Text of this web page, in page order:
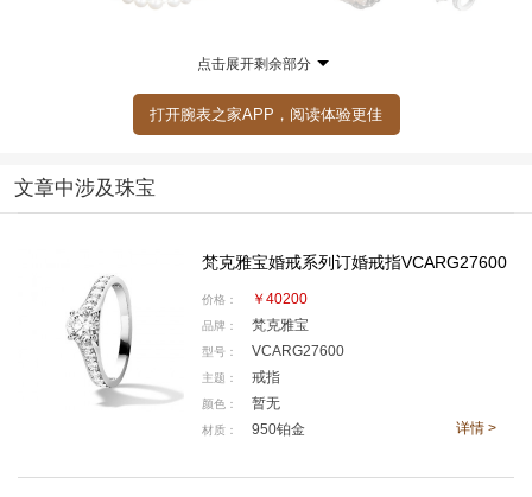
1956年，摩纳哥亲王雷尼尔赠予格蕾丝王妃的订婚珠宝套装 © Va
n Cleef & Arpels SA - Patrick Gries
世家自创立以来，一直矢志传颂美丽的爱情故事。在
1906年销售记录中出现的首件作品，即一套镶嵌美钻的
证。从伉俪情深的温莎公爵夫妇，到摩纳哥亲王雷尼尔
与王妃格蕾丝 • 凯莉的大婚，世家臻品为这些世人瞩目
的爱情添以流光溢彩。今天，世家的作品仍然弥漫着爱
情的缱绻诗意。无数高级珠宝、腕表以及珠宝作品，均
细腻捕捉浓情蜜意的一刻，传唱着恋人之间的款款心
点击展开剩余部分
打开腕表之家APP，阅读体验更佳
文章中涉及珠宝
梵克雅宝婚戒系列订婚戒指VCARG27600
价格： ￥40200
品牌： 梵克雅宝
型号： VCARG27600
主题： 戒指
颜色： 暂无
材质： 950铂金 详情 >